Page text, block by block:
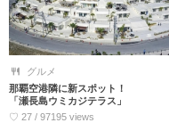
グルメ
那覇空港隣に新スポット！
「瀬長島ウミカジテラス」
♡ 27 / 97195 views